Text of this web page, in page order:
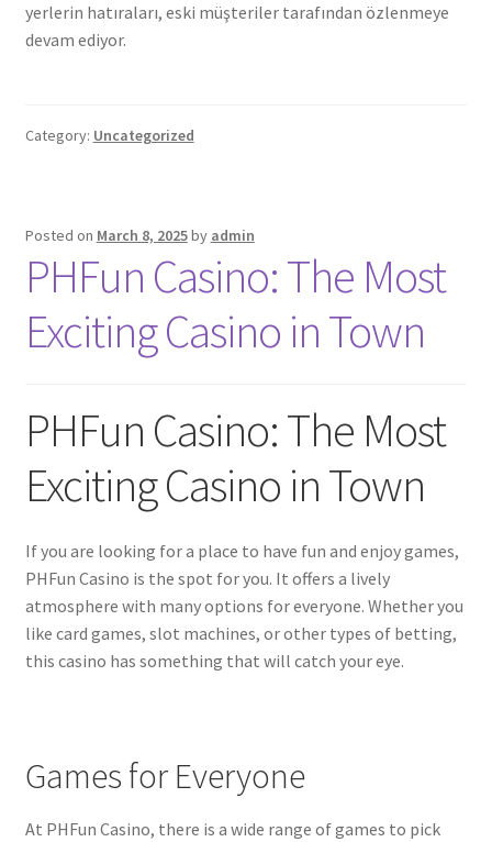
yerlerin hatıraları, eski müşteriler tarafından özlenmeye
devam ediyor.
Category: Uncategorized
Posted on March 8, 2025by admin
PHFun Casino: The Most
Exciting Casino in Town
PHFun Casino: The Most
Exciting Casino in Town
If you are looking for a place to have fun and enjoy games,
PHFun Casino is the spot for you. It offers a lively
atmosphere with many options for everyone. Whether you
like card games, slot machines, or other types of betting,
this casino has something that will catch your eye.
Games for Everyone
At PHFun Casino, there is a wide range of games to pick